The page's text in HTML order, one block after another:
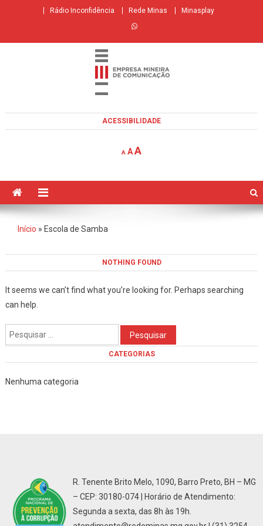
Rádio Inconfidência Rede Minas Minasplay
EMC ACESSIBILIDADE
A
Decrease
font
A Reset
A
Início » Escola de Samba
NOTHING FOUND
It seems we can’t find what you’re looking for. Perhaps searching
can help.
Pesquisar
por:
CATEGORIAS
Nenhuma categoria
R. Tenente Brito Melo, 1090, Barro Preto, BH – MG
– CEP: 30180-074 | Horário de Atendimento:
Segunda a sexta, das 8h às 19h.